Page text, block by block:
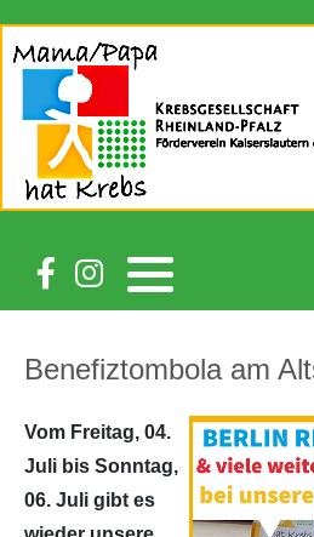
Benefiztombola am
Vom Freitag, 04.
Juli bis Sonntag,
06. Juli gibt es